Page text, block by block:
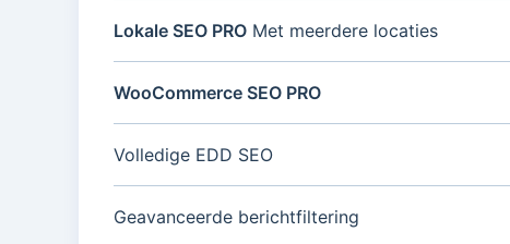
Lokale SEO PRO Met meerdere locaties
WooCommerce SEO PRO
Volledige EDD SEO
Geavanceerde berichtfiltering